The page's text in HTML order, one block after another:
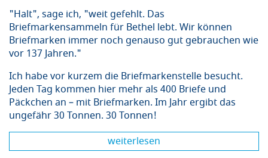
"Halt", sage ich, "weit gefehlt. Das
Briefmarkensammeln für Bethel lebt. Wir können
Briefmarken immer noch genauso gut gebrauchen wie
vor 137 Jahren."
Ich habe vor kurzem die Briefmarkenstelle besucht.
Jeden Tag kommen hier mehr als 400 Briefe und
Päckchen an – mit Briefmarken. Im Jahr ergibt das
ungefähr 30 Tonnen. 30 Tonnen!
weiterlesen